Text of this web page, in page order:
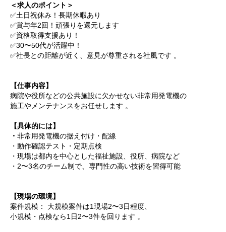
＜求人のポイント＞
✅土日祝休み！長期休暇あり
✅賞与年2回！頑張りを還元します
✅資格取得支援あり！
✅30〜50代が活躍中！
✅社長との距離が近く、意見が尊重される社風です 。
【仕事内容】
病院や役所などの公共施設に欠かせない非常用発電機の
施工やメンテナンスをお任せします 。
【具体的には】
・ 非常用発電機の据え付け・配線
・動作確認テスト・定期点検
・現場は都内を中心とした福祉施設、役所、病院など
・2〜3名のチーム制で、専門性の高い技術を習得可能
【現場の環境】
案件規模： 大規模案件は1現場2〜3日程度、
小規模・点検なら1日2〜3件を回ります 。